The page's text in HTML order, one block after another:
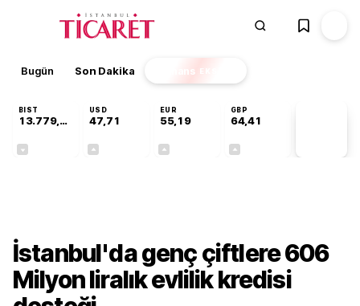
Bugün Son Dakika Finans EKSTRA
BIST
13.779,39
USD
47,71
EUR
55,19
GBP
64,41
İstanbul'da genç çiftlere 606
Milyon liralık evlilik kredisi